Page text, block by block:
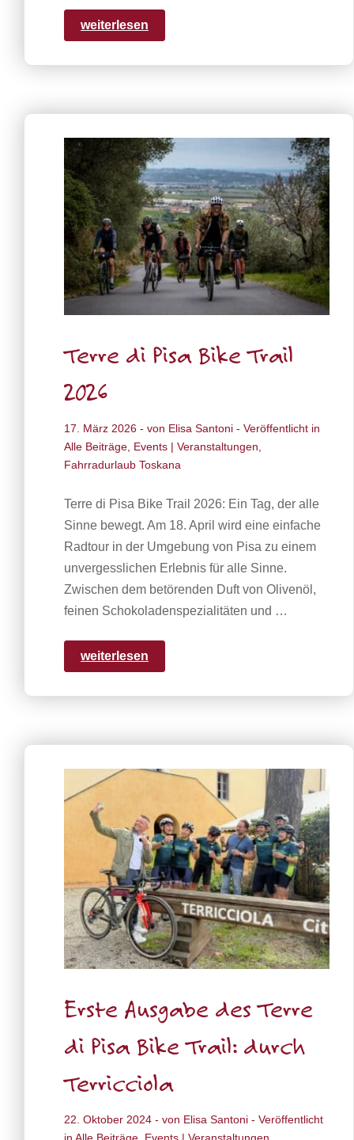
weiterlesen
Terre di Pisa Bike Trail
2026
17. März 2026 - von Elisa Santoni - Veröffentlicht in
Alle Beiträge, Events | Veranstaltungen,
Fahrradurlaub Toskana
Terre di Pisa Bike Trail 2026: Ein Tag, der alle
Sinne bewegt. Am 18. April wird eine einfache
Radtour in der Umgebung von Pisa zu einem
unvergesslichen Erlebnis für alle Sinne.
Zwischen dem betörenden Duft von Olivenöl,
feinen Schokoladenspezialitäten und …
weiterlesen
Erste Ausgabe des Terre
di Pisa Bike Trail: durch
Terricciola
22. Oktober 2024 - von Elisa Santoni - Veröffentlicht
in Alle Beiträge Events | Veranstaltungen